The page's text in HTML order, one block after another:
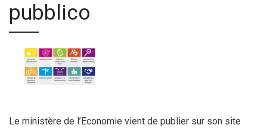
pubblico
Le ministère de l’Economie vient de publier sur son site